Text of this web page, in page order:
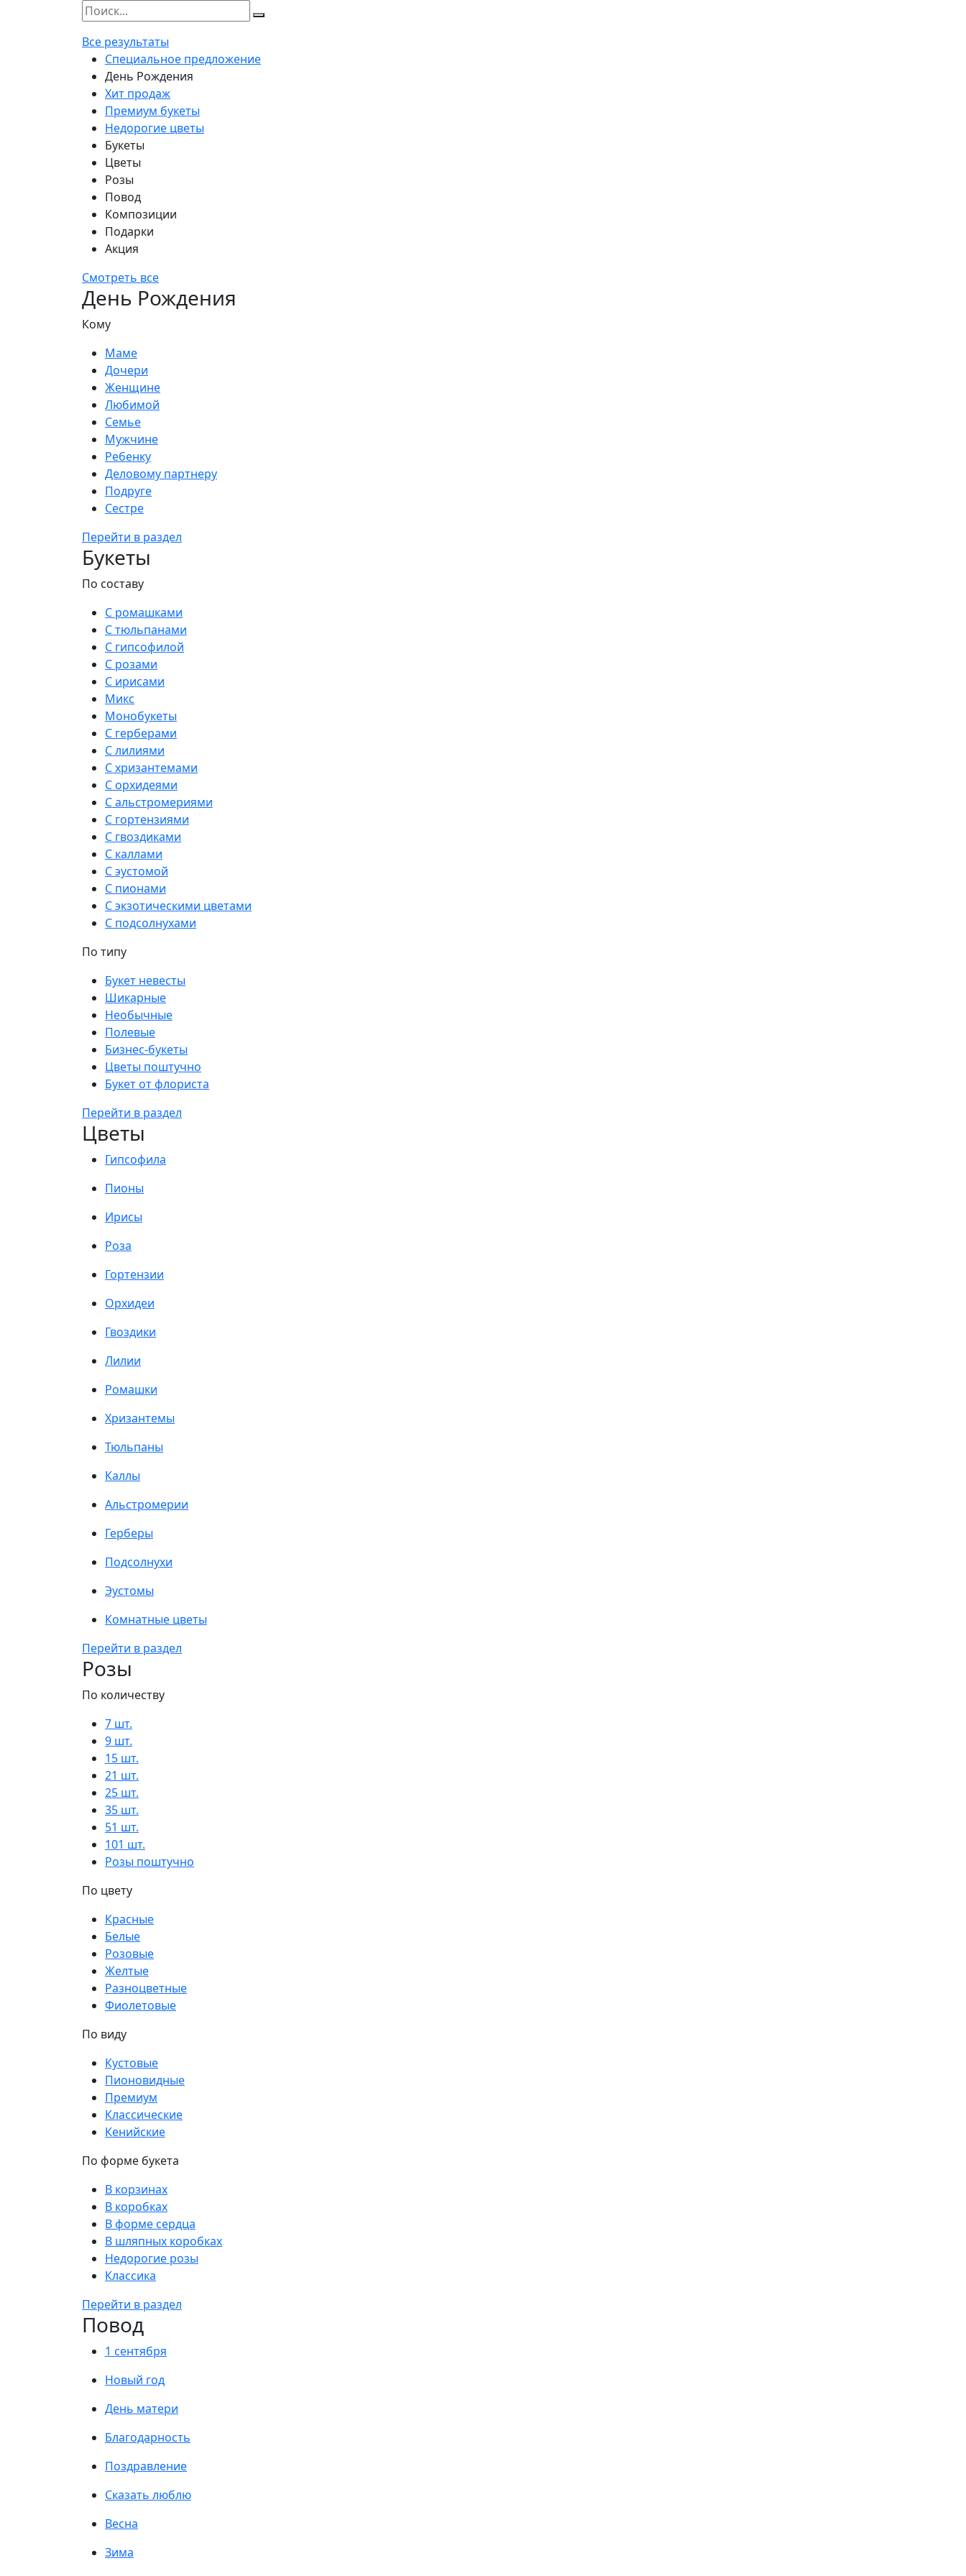
Все результаты
Специальное предложение
День Рождения
Хит продаж
Премиум букеты
Недорогие цветы
Букеты
Цветы
Розы
Повод
Композиции
Подарки
Акция
Смотреть все
День Рождения
Кому
Маме
Дочери
Женщине
Любимой
Семье
Мужчине
Ребенку
Деловому партнеру
Подруге
Сестре
Перейти в раздел
Букеты
По составу
С ромашками
С тюльпанами
С гипсофилой
С розами
С ирисами
Микс
Монобукеты
С герберами
С лилиями
С хризантемами
С орхидеями
С альстромериями
С гортензиями
С гвоздиками
С каллами
С эустомой
С пионами
С экзотическими цветами
С подсолнухами
По типу
Букет невесты
Шикарные
Необычные
Полевые
Бизнес-букеты
Цветы поштучно
Букет от флориста
Перейти в раздел
Цветы
Гипсофила
Пионы
Ирисы
Роза
Гортензии
Орхидеи
Гвоздики
Лилии
Ромашки
Хризантемы
Тюльпаны
Каллы
Альстромерии
Герберы
Подсолнухи
Эустомы
Комнатные цветы
Перейти в раздел
Розы
По количеству
7 шт.
9 шт.
15 шт.
21 шт.
25 шт.
35 шт.
51 шт.
101 шт.
Розы поштучно
По цвету
Красные
Белые
Розовые
Желтые
Разноцветные
Фиолетовые
По виду
Кустовые
Пионовидные
Премиум
Классические
Кенийские
По форме букета
В корзинах
В коробках
В форме сердца
В шляпных коробках
Недорогие розы
Классика
Перейти в раздел
Повод
1 сентября
Новый год
День матери
Благодарность
Поздравление
Сказать люблю
Весна
Зима